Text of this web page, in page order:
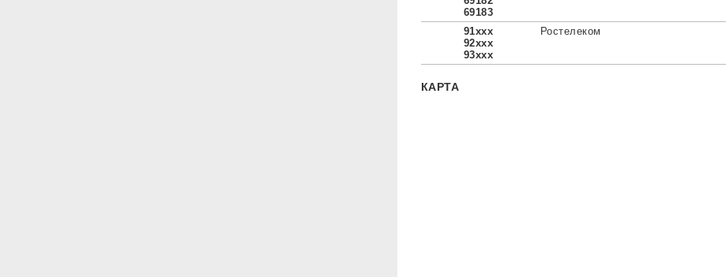
69183
91xxx
92xxx
93xxx
Ростелеком
КАРТА